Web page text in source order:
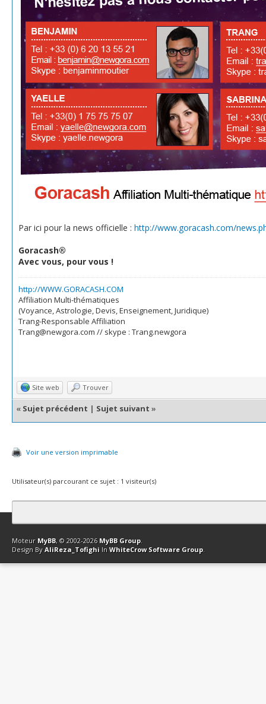
Par ici pour la news officielle : http://www.goracash.com/
Goracash®
Avec vous, pour vous !
http://WWW.GORACASH.COM
Affiliation Multi-thématiques
(Voyance, Astrologie, Devis, Enseignement, Juridique)
Trang-Responsable Affiliation
Trang@newgora.com // skype : Trang.newgora
Site web Trouver
« Sujet précédent | Sujet suivant »
Voir une version imprimable
Utilisateur(s) parcourant ce sujet : 1 visiteur(s)
Contact Club Affiliation Retourner en haut Version bas-débit
Moteur MyBB, © 2002-2026 MyBB Group.
Design By AliReza_Tofighi In WhiteCrow Software Group.